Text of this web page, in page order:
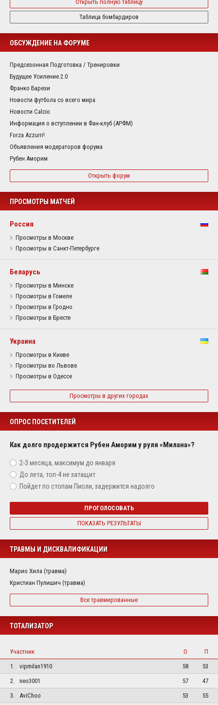
Открыть полную таблицу
Таблица бомбардиров
ОБСУЖДЕНИЕ НА ФОРУМЕ
Предсезонная Подготовка / Тренировки
Будущее Усиление 2.0
Франко Барези
Новости футбола со всего мира
Новости Calcio
Информация о вступлении в Фан-клуб (АРФМ)
Forza Azzurri!
Объявления модераторов форума
Рубен Аморим
Открыть форум
ПРОСМОТРЫ МАТЧЕЙ
Россия
Просмотры в Москве
Просмотры в Санкт-Петербурге
Беларусь
Просмотры в Минске
Просмотры в Гомеле
Просмотры в Гродно
Просмотры в Бресте
Украина
Просмотры в Киеве
Просмотры во Львове
Просмотры в Одессе
Просмотры в других городах
ОПРОС ПОСЕТИТЕЛЕЙ
Как долго продержится Рубен Аморим у руля «Милана»?
2-3 месяца, максимум до января
До лета, топ-4 не затащит
Пойдет по стопам Пиоли, задержится надолго
ПРОГОЛОСОВАТЬ
ПОКАЗАТЬ РЕЗУЛЬТАТЫ
ТРАВМЫ И ДИСКВАЛИФИКАЦИИ
Марио Хила (травма)
Кристиан Пулишич (травма)
Все травмированные
ТОТАЛИЗАТОР
Участник О
П
1.
vipmilan1910 58
53
2.
neo3001 57
47
3.
AviChoo 53 55